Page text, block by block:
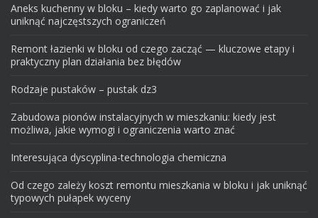
Aneks kuchenny w bloku – kiedy warto go zaplanować i jak
uniknąć najczęstszych ograniczeń
Remont łazienki w bloku od czego zacząć — kluczowe etapy i
praktyczny plan działania bez błędów
Rodzaje pustaków – pustak dz3
Zabudowa pionów instalacyjnych w mieszkaniu: kiedy jest
możliwa, jakie wymogi i ograniczenia warto znać
Interesująca dyscyplina-technologia chemiczna
Od czego zależy koszt remontu mieszkania w bloku i jak uniknąć
typowych pułapek wyceny